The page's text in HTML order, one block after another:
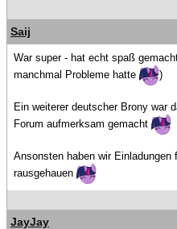
Saij
War super - hat echt spaß
manchmal Probleme hatte
)
Ein weiterer deutscher Brony war
Forum aufmerksam gemacht
Ansonsten haben wir
rausgehauen
JayJay